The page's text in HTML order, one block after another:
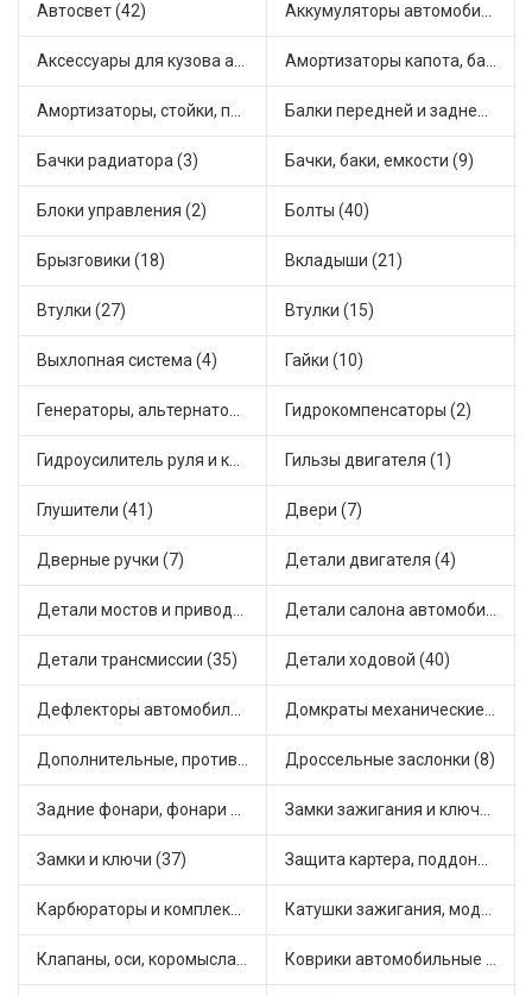
Автосвет (42) Аккумуляторы автомобильные (1)
Аксессуары для кузова автомобиля (5) Амортизаторы капота, багажника (16)
Амортизаторы, стойки, подушки стоек (85) Балки передней и задней подвески (1)
Бачки радиатора (3) Бачки, баки, емкости (9)
Блоки управления (2) Болты (40)
Брызговики (18) Вкладыши (21)
Втулки (27) Втулки (15)
Выхлопная система (4) Гайки (10)
Генераторы, альтернаторы и комплектующие (64) Гидрокомпенсаторы (2)
Гидроусилитель руля и комплектующие (1) Гильзы двигателя (1)
Глушители (41) Двери (7)
Дверные ручки (7) Детали двигателя (4)
Детали мостов и привода трансмиссии (18) Детали салона автомобиля (38)
Детали трансмиссии (35) Детали ходовой (40)
Дефлекторы автомобильные (3) Домкраты механические (1)
Дополнительные, противотуманные фары (4) Дроссельные заслонки (8)
Задние фонари, фонари видимости (5) Замки зажигания и ключи (16)
Замки и ключи (37) Защита картера, поддона, КПП (3)
Карбюраторы и комплектующие (32) Катушки зажигания, модули зажигания (21)
Клапаны, оси, коромысла (18) Коврики автомобильные (13)